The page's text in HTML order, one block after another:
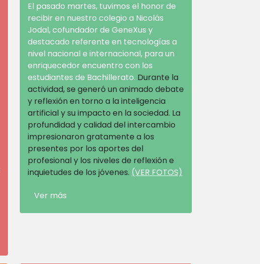
El pasado martes, tuvimos el honor de
recibir en nuestro colegio a Nicolás
Jodal, cofundador de GeneXus y
destacado referente en tecnologías a
nivel nacional e internacional, para un
enriquecedor encuentro con los
estudiantes de Bachillerato. Durante la
actividad, se generó un animado debate
y reflexión en torno a la inteligencia
artificial y su impacto en la sociedad. La
profundidad y calidad del intercambio
impresionaron gratamente a los
presentes por los aportes del
profesional y los niveles de reflexión e
inquietudes de los jóvenes. (VER FOTOS)
Ver más